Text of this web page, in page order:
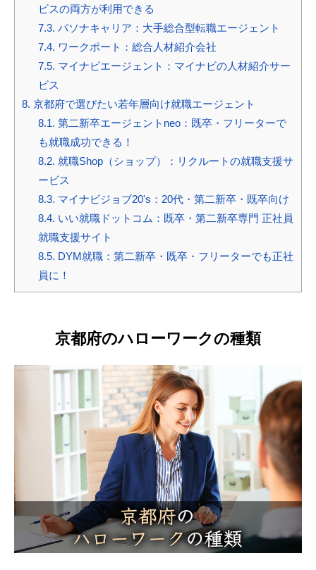
ビスの両方が利用できる
7.3. パソナキャリア：大手総合型転職エージェント
7.4. ワークポート：総合人材紹介会社
7.5. マイナビエージェント：マイナビの人材紹介サー
ビス
8. 京都府で選びたい若年層向け就職エージェント
8.1. 第二新卒エージェントneo：既卒・フリーターで
も就職成功できる！
8.2. 就職Shop（ショップ）：リクルートの就職支援サ
ービス
8.3. マイナビジョブ20's：20代・第二新卒・既卒向け
8.4. いい就職ドットコム：既卒・第二新卒専門 正社員
就職支援サイト
8.5. DYM就職：第二新卒・既卒・フリーターでも正社
員に！
京都府のハローワークの種類